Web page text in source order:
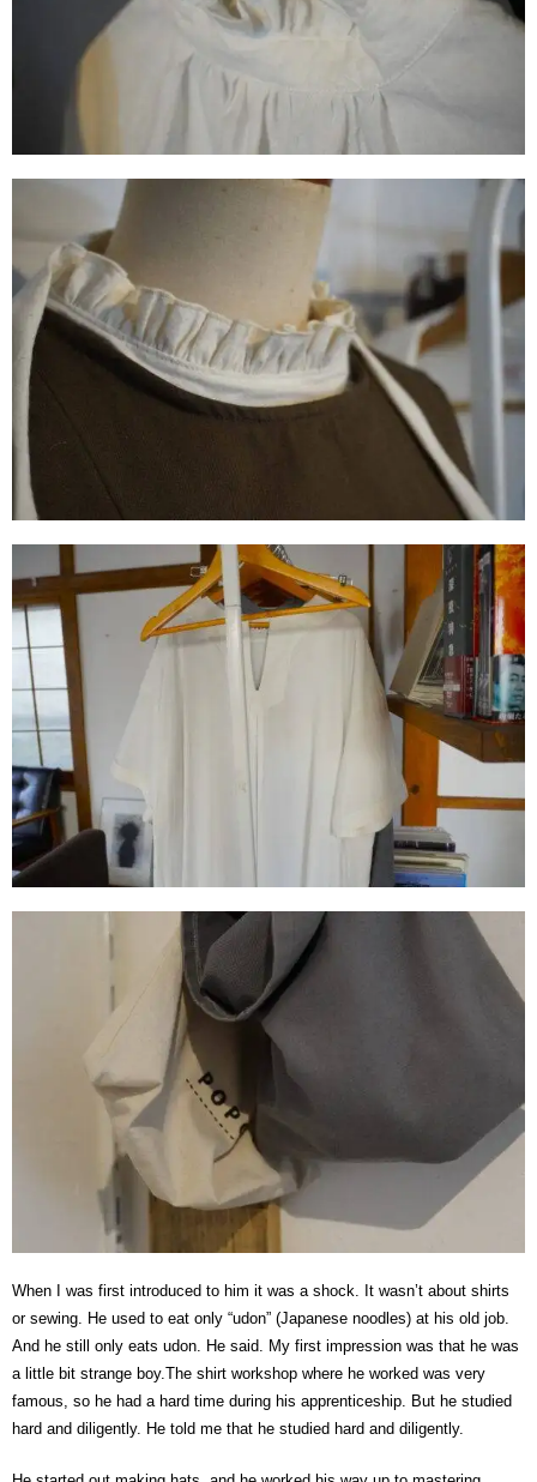
When I was first introduced to him it was a shock. It wasn’t about shirts
or sewing. He used to eat only “udon” (Japanese noodles) at his old job.
And he still only eats udon. He said. My first impression was that he was
a little bit strange boy.The shirt workshop where he worked was very
famous, so he had a hard time during his apprenticeship. But he studied
hard and diligently. He told me that he studied hard and diligently.